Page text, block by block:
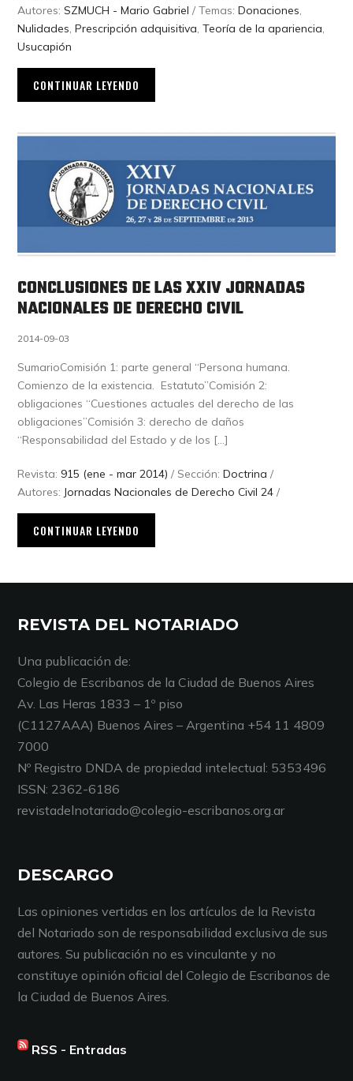
Autores:SZMUCH - Mario Gabriel / Temas:Donaciones,
Nulidades,Prescripción adquisitiva,Teoría de la apariencia,
Usucapión
CONTINUAR LEYENDO
CONCLUSIONES DE LAS XXIV JORNADAS
NACIONALES DE DERECHO CIVIL
2014-09-03
SumarioComisión 1: parte general “Persona humana.
Comienzo de la existencia. Estatuto”Comisión 2:
obligaciones “Cuestiones actuales del derecho de las
obligaciones”Comisión 3: derecho de daños
“Responsabilidad del Estado y de los […]
Revista: 915 (ene - mar 2014) / Sección:Doctrina /
Autores: Jornadas Nacionales de Derecho Civil 24 /
CONTINUAR LEYENDO
REVISTA DEL NOTARIADO
Una publicación de:
Colegio de Escribanos de la Ciudad de Buenos Aires
Av. Las Heras 1833 – 1º piso
(C1127AAA) Buenos Aires – Argentina +54 11 4809
7000
Nº Registro DNDA de propiedad intelectual: 5353496
ISSN: 2362-6186
revistadelnotariado@colegio-escribanos.org.ar
DESCARGO
Las opiniones vertidas en los artículos de la Revista
del Notariado son de responsabilidad exclusiva de sus
autores. Su publicación no es vinculante y no
constituye opinión oficial del Colegio de Escribanos de
la Ciudad de Buenos Aires.
RSS - Entradas